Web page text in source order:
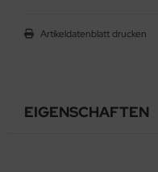
Artikeldatenblatt drucken
EIGENSCHAFTEN